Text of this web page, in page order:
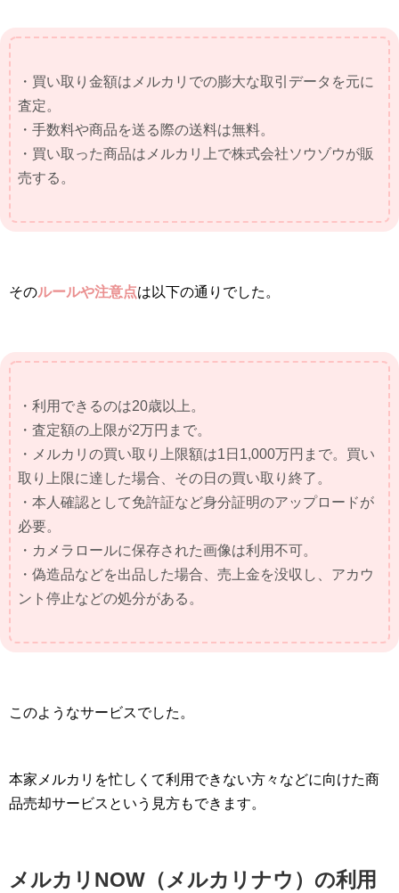
・買い取り金額はメルカリでの膨大な取引データを元に
査定。
・手数料や商品を送る際の送料は無料。
・買い取った商品はメルカリ上で株式会社ソウゾウが販
売する。
そのルールや注意点は以下の通りでした。
・利用できるのは20歳以上。
・査定額の上限が2万円まで。
・メルカリの買い取り上限額は1日1,000万円まで。買い
取り上限に達した場合、その日の買い取り終了。
・本人確認として免許証など身分証明のアップロードが
必要。
・カメラロールに保存された画像は利用不可。
・偽造品などを出品した場合、売上金を没収し、アカウ
ント停止などの処分がある。
このようなサービスでした。
本家メルカリを忙しくて利用できない方々などに向けた商
品売却サービスという見方もできます。
メルカリNOW（メルカリナウ）の利用